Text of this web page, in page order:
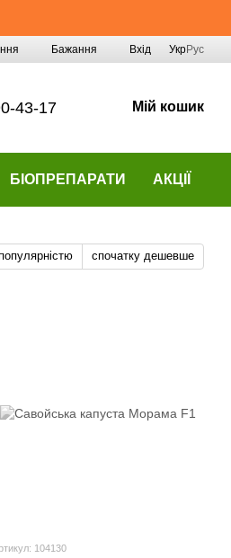
Бажання Вхід УкрРус
43-17 Мій кошик
БІОПРЕПАРАТИ АКЦІЇ
спочатку дешевше
104130